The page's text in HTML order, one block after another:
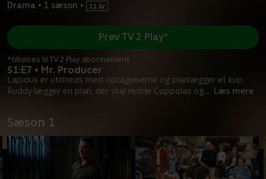
Drama • 1 sæson •
S1:E7 • Mr. Producer
Lapidus er utilfreds med optagelserne og planlægger et kup.
Ruddy lægger en plan, der skal redde Coppolas og... Læs mere
Prøv TV 2 Play*
*tilkøbes til TV 2 Play abonnement
Sæson 1